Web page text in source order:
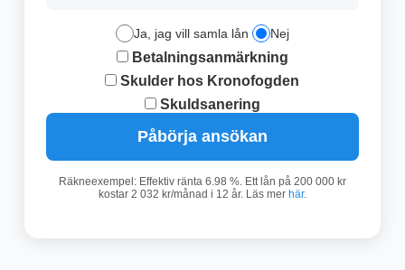
Ja, jag vill samla lån Nej
Betalningsanmärkning
Skulder hos Kronofogden
Skuldsanering
Påbörja ansökan
Räkneexempel: Effektiv ränta 6.98 %. Ett lån på 200 000 kr
kostar 2 032 kr/månad i 12 år. Läs mer här.